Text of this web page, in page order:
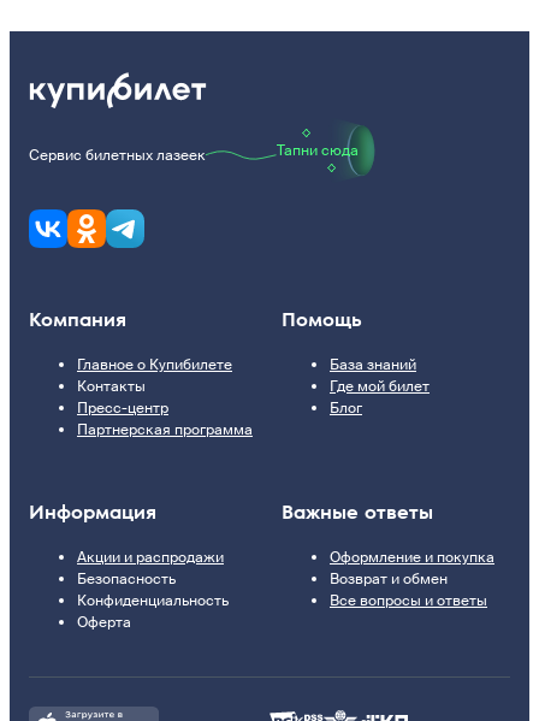
Сервис билетных лазеек Тапни сюда
Компания
Главное о Купибилете
Контакты
Пресс-центр
Партнерская программа
Помощь
База знаний
Где мой билет
Блог
Информация
Акции и распродажи
Безопасность
Конфиденциальность
Оферта
Важные ответы
Оформление и покупка
Возврат и обмен
Все вопросы и ответы